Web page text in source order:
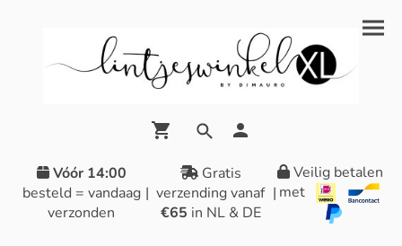
Vóór 14:00
besteld = vandaag
verzonden
|
Gratis
verzending vanaf
€65 in NL & DE
|
Veilig betalen
met